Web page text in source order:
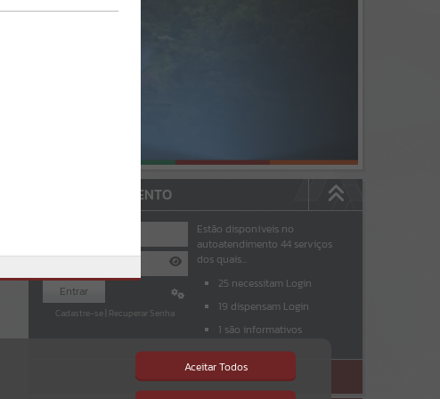
AUTOATENDIMENTO
Entrar
Cadastre-se Recuperar Senha
Estão disponíveis no
autoatendimento44 serviços
dos quais...
25 necessitam Login
19 dispensam Login
1 são informativos
ACESSAR SEM LOGIN
Aceitar Todos